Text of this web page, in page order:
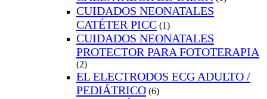
CUIDADOS NEONATALES
CATÉTER PICC (1)
CUIDADOS NEONATALES
PROTECTOR PARA FOTOTERAPIA
(2)
EL ELECTRODOS ECG ADULTO /
PEDIÁTRICO (6)